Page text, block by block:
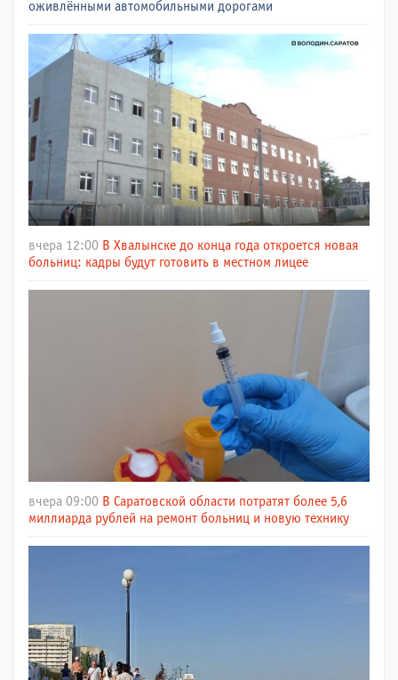
оживлёнными автомобильными дорогами
вчера 12:00 В Хвалынске до конца года откроется новая
больниц: кадры будут готовить в местном лицее
вчера 09:00 В Саратовской области потратят более 5,6
миллиарда рублей на ремонт больниц и новую технику